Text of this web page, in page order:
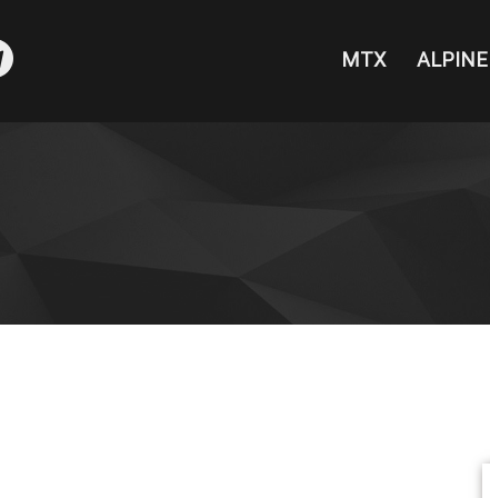
ALPINE
MTX